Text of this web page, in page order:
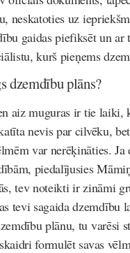
neskatoties uz
gaidas piefiksēt un ar
kurš pieņems
dzemdību plāns?
aiz muguras ir tie laiki,
nevis par cilvēku,
var nerēķināties. Ja
piedalījusies
tev noteikti ir zināmi
tevi sagaida dzemdību
plānu, tu varēsi
formulēt savas